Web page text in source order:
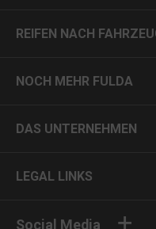
REIFEN NACH
NOCH MEHR FULDA
DAS UNTERNEHMEN
Social Media
LEGAL LINKS